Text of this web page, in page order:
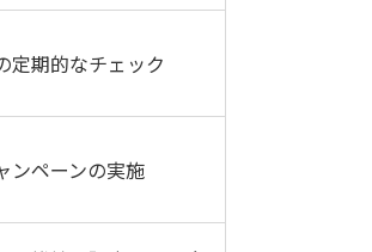
定期的なチェック
ンペーンの実施